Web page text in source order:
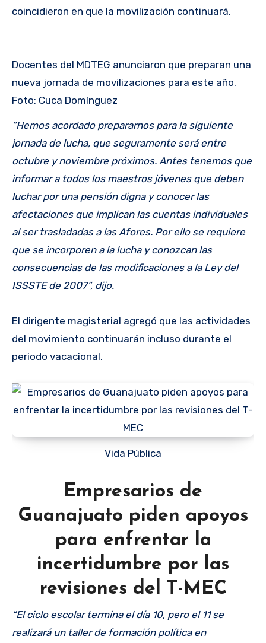
coincidieron en que la movilización continuará.
Docentes del MDTEG anunciaron que preparan una
nueva jornada de movilizaciones para este año.
Foto: Cuca Domínguez
“Hemos acordado prepararnos para la siguiente
jornada de lucha, que seguramente será entre
octubre y noviembre próximos. Antes tenemos que
informar a todos los maestros jóvenes que deben
luchar por una pensión digna y conocer las
afectaciones que implican las cuentas individuales
al ser trasladadas a las Afores. Por ello se requiere
que se incorporen a la lucha y conozcan las
consecuencias de las modificaciones a la Ley del
ISSSTE de 2007”, dijo.
El dirigente magisterial agregó que las actividades
del movimiento continuarán incluso durante el
periodo vacacional.
Vida Pública
Empresarios de
Guanajuato piden apoyos
para enfrentar la
incertidumbre por las
revisiones del T-MEC
“El ciclo escolar termina el día 10, pero el 11 se
realizará un taller de formación política en